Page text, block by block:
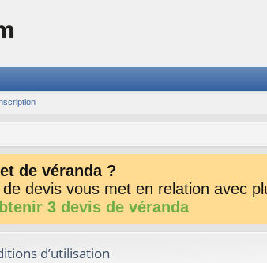
de véranda ?
devis vous met en relation avec
3 devis de véranda
d’utilisation